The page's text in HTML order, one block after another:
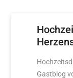
Gastblog